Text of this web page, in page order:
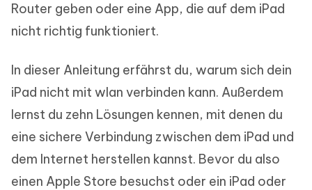
Router geben oder eine App, die auf dem iPad
nicht richtig funktioniert.
In dieser Anleitung erfährst du, warum sich dein
iPad nicht mit wlan verbinden kann. Außerdem
lernst du zehn Lösungen kennen, mit denen du
eine sichere Verbindung zwischen dem iPad und
dem Internet herstellen kannst. Bevor du also
einen Apple Store besuchst oder ein iPad oder